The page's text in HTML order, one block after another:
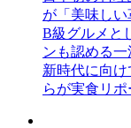
が「美味し
B級グルメと
ンも認める
新時代に向
らが実食リポ